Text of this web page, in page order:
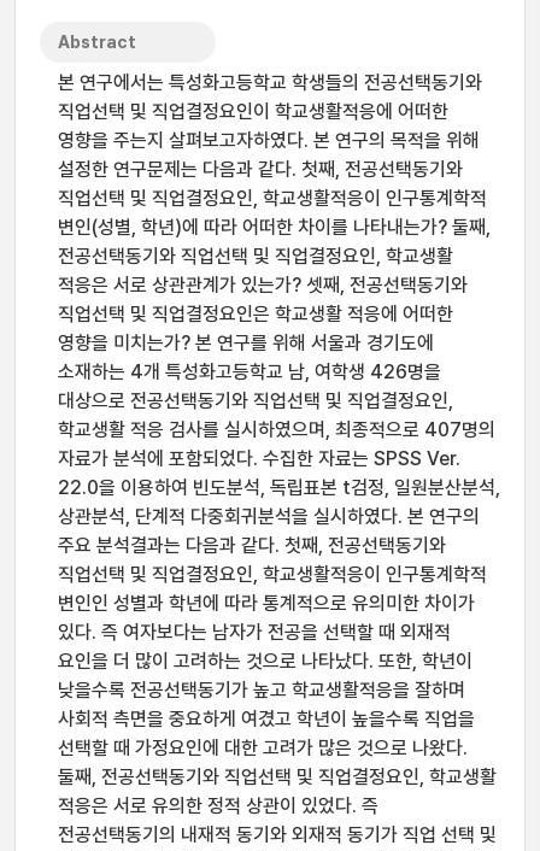
Abstract
본 연구에서는 특성화고등학교 학생들의 전공선택동기와
직업선택 및 직업결정요인이 학교생활적응에 어떠한
영향을 주는지 살펴보고자하였다. 본 연구의 목적을 위해
설정한 연구문제는 다음과 같다. 첫째, 전공선택동기와
직업선택 및 직업결정요인, 학교생활적응이 인구통계학적
변인(성별, 학년)에 따라 어떠한 차이를 나타내는가? 둘째,
전공선택동기와 직업선택 및 직업결정요인, 학교생활
적응은 서로 상관관계가 있는가? 셋째, 전공선택동기와
직업선택 및 직업결정요인은 학교생활 적응에 어떠한
영향을 미치는가? 본 연구를 위해 서울과 경기도에
소재하는 4개 특성화고등학교 남, 여학생 426명을
대상으로 전공선택동기와 직업선택 및 직업결정요인,
학교생활 적응 검사를 실시하였으며, 최종적으로 407명의
자료가 분석에 포함되었다. 수집한 자료는 SPSS Ver.
22.0을 이용하여 빈도분석, 독립표본 t검정, 일원분산분석,
상관분석, 단계적 다중회귀분석을 실시하였다. 본 연구의
주요 분석결과는 다음과 같다. 첫째, 전공선택동기와
직업선택 및 직업결정요인, 학교생활적응이 인구통계학적
변인인 성별과 학년에 따라 통계적으로 유의미한 차이가
있다. 즉 여자보다는 남자가 전공을 선택할 때 외재적
요인을 더 많이 고려하는 것으로 나타났다. 또한, 학년이
낮을수록 전공선택동기가 높고 학교생활적응을 잘하며
사회적 측면을 중요하게 여겼고 학년이 높을수록 직업을
선택할 때 가정요인에 대한 고려가 많은 것으로 나왔다.
둘째, 전공선택동기와 직업선택 및 직업결정요인, 학교생활
적응은 서로 유의한 정적 상관이 있었다. 즉
전공선택동기의 내재적 동기와 외재적 동기가 직업 선택 및